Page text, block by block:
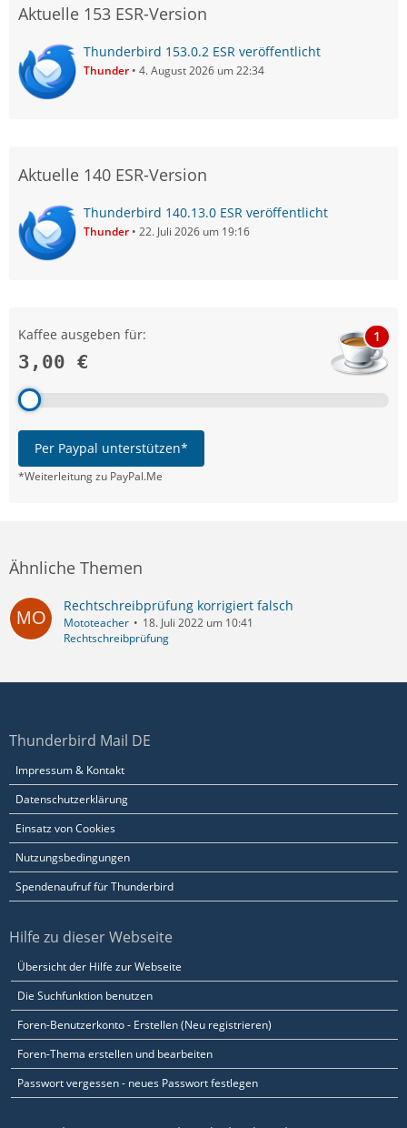
Aktuelle 153 ESR-Version
Thunderbird 153.0.2 ESR veröffentlicht
Thunder 4. August 2026 um 22:34
Aktuelle 140 ESR-Version
Thunderbird 140.13.0 ESR veröffentlicht
Thunder 22. Juli 2026 um 19:16
Kaffee ausgeben für:
3,00 €
1
Per Paypal unterstützen*
*Weiterleitung zu PayPal.Me
Ähnliche Themen
Rechtschreibprüfung korrigiert falsch
Mototeacher
18. Juli 2022 um 10:41
Rechtschreibprüfung
Thunderbird Mail DE
Impressum & Kontakt
Datenschutzerklärung
Einsatz von Cookies
Nutzungsbedingungen
Spendenaufruf für Thunderbird
Hilfe zu dieser Webseite
Übersicht der Hilfe zur Webseite
Die Suchfunktion benutzen
Foren-Benutzerkonto - Erstellen (Neu registrieren)
Foren-Thema erstellen und bearbeiten
Passwort vergessen - neues Passwort festlegen